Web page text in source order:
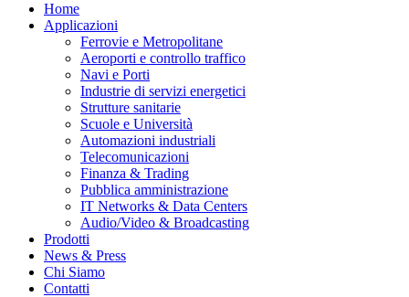
Home
Applicazioni
Ferrovie e Metropolitane
Aeroporti e controllo traffico
Navi e Porti
Industrie di servizi energetici
Strutture sanitarie
Scuole e Università
Automazioni industriali
Telecomunicazioni
Finanza & Trading
Pubblica amministrazione
IT Networks & Data Centers
Audio/Video & Broadcasting
Prodotti
News & Press
Chi Siamo
Contatti